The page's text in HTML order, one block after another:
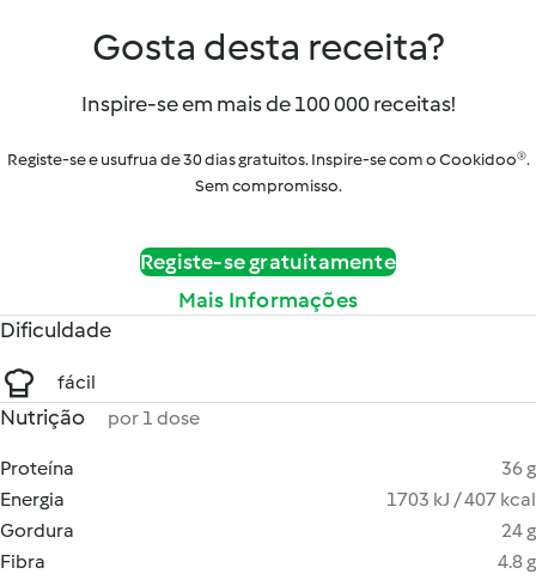
Gosta desta receita?
Inspire-se em mais de 100 000 receitas!
Registe-se e usufrua de 30 dias gratuitos. Inspire-se com o Cookidoo®.
Sem compromisso.
Registe-se gratuitamente
Mais Informações
Dificuldade
fácil
Nutrição por 1 dose
Proteína
36 g
Energia
1703 kJ / 407 kcal
Gordura
24 g
Fibra
4.8 g